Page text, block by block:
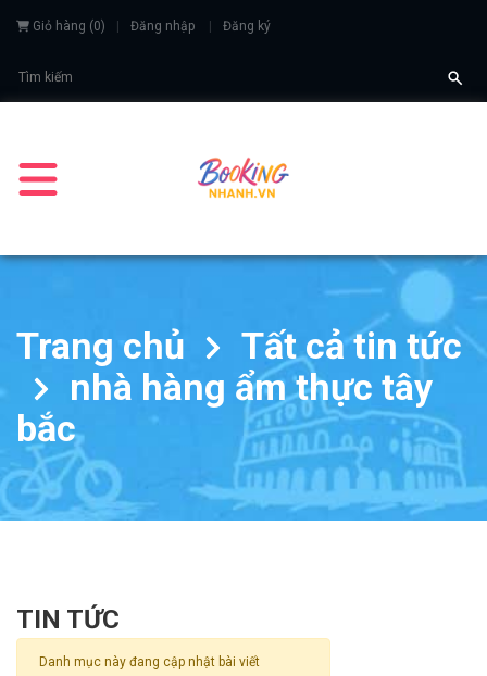
Giỏ hàng (0) Đăng nhập Đăng ký
Trang chủ
Tất cả tin tức
nhà hàng ẩm thực tây
bắc
TIN TỨC
Danh mục này đang cập nhật bài viết